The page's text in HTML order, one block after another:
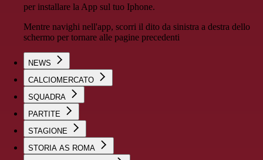
per installare la App sul tuo Iphone.
Mentre navighi nell'app, scorri il dito da sinistra a destra dello
schermo per tornare alle pagine precedenti
NEWS
CALCIOMERCATO
SQUADRA
PARTITE
STAGIONE
STORIA AS ROMA